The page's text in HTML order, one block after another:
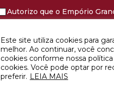
Este site utiliza cookies para
melhor. Ao continuar, você
cookies conforme nossa
cookies. Você pode optar por
preferir. LEIA MAIS
Autorizo que o Empório